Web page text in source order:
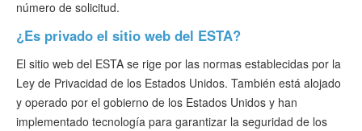
número de solicitud.
¿Es privado el sitio web del ESTA?
El sitio web del ESTA se rige por las normas establecidas por la
Ley de Privacidad de los Estados Unidos. También está alojado
y operado por el gobierno de los Estados Unidos y han
implementado tecnología para garantizar la seguridad de los